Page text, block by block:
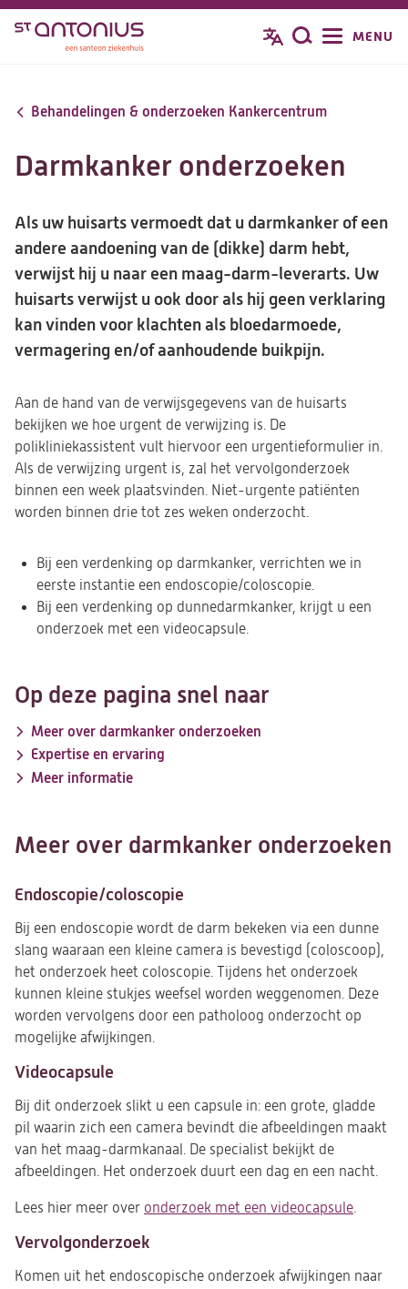
Overslaan
inhoud
Zoeken
MENU
Behandelingen & onderzoeken Kankercentrum
Darmkanker onderzoeken
Als uw huisarts vermoedt dat u darmkanker of een
andere aandoening van de (dikke) darm hebt,
verwijst hij u naar een maag-darm-leverarts. Uw
huisarts verwijst u ook door als hij geen verklaring
kan vinden voor klachten als bloedarmoede,
vermagering en/of aanhoudende buikpijn.
Aan de hand van de verwijsgegevens van de huisarts
bekijken we hoe urgent de verwijzing is. De
polikliniekassistent vult hiervoor een urgentieformulier in.
Als de verwijzing urgent is, zal het vervolgonderzoek
binnen een week plaatsvinden. Niet-urgente patiënten
worden binnen drie tot zes weken onderzocht.
Bij een verdenking op darmkanker, verrichten we in
eerste instantie een endoscopie/coloscopie.
Bij een verdenking op dunnedarmkanker, krijgt u een
onderzoek met een videocapsule.
Op deze pagina snel naar
Meer over darmkanker onderzoeken
Expertise en ervaring
Meer informatie
Meer over darmkanker onderzoeken
Endoscopie/coloscopie
Bij een endoscopie wordt de darm bekeken via een dunne
slang waaraan een kleine camera is bevestigd (coloscoop),
het onderzoek heet coloscopie. Tijdens het onderzoek
kunnen kleine stukjes weefsel worden weggenomen. Deze
worden vervolgens door een patholoog onderzocht op
mogelijke afwijkingen.
Videocapsule
Bij dit onderzoek slikt u een capsule in: een grote, gladde
pil waarin zich een camera bevindt die afbeeldingen maakt
van het maag-darmkanaal. De specialist bekijkt de
afbeeldingen. Het onderzoek duurt een dag en een nacht.
Lees hier meer over onderzoek met een videocapsule.
Vervolgonderzoek
Komen uit het endoscopische onderzoek afwijkingen naar